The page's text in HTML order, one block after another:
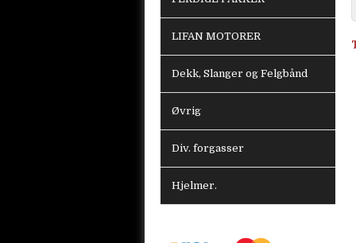
LIFAN MOTORER
Dekk, Slanger og Felgbånd
Øvrig
Div. forgasser
Hjelmer.